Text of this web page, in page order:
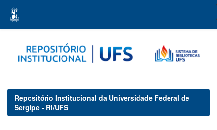
navigation
Repositório Institucional da Universidade Federal de
Sergipe - RI/UFS